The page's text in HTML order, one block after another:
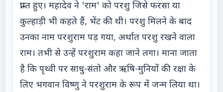
प्राप्त हुए। महादेव ने 'राम' को परशु जिसे फरसा या
कुल्हाड़ी भी कहते हैं, भेंट की थी। परशु मिलने के बाद
उनका नाम परशुराम पड़ गया, अर्थात परशु रखने वाला
राम। तभी से उन्हें परशुराम कहा जाने लगा। माना जाता
है कि पृथ्वी पर साधु-संतो और ऋषि-मुनियों की रक्षा के
लिए भगवान विष्णु ने परशुराम के रूप में जन्म लिया था।